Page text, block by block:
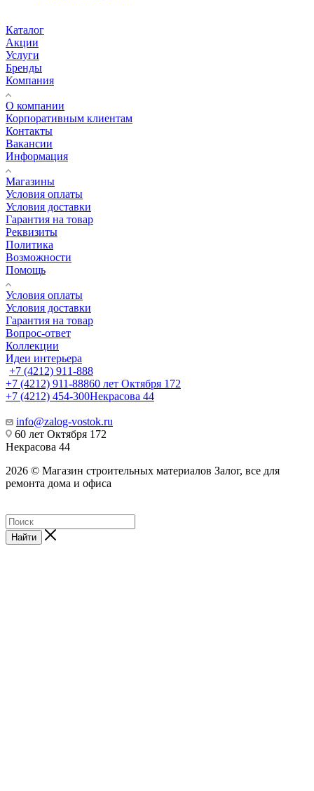
Каталог
Акции
Услуги
Бренды
Компания
О компании
Корпоративным клиентам
Контакты
Вакансии
Информация
Магазины
Условия оплаты
Условия доставки
Гарантия на товар
Реквизиты
Политика
Возможности
Помощь
Условия оплаты
Условия доставки
Гарантия на товар
Вопрос-ответ
Коллекции
Идеи интерьера
+7 (4212) 911-888
+7 (4212) 911-88860 лет Октября 172
+7 (4212) 454-300Некрасова 44
info@zalog-vostok.ru
60 лет Октября 172
Некрасова 44
2026 © Магазин строительных материалов Залог, все для
ремонта дома и офиса
Найти